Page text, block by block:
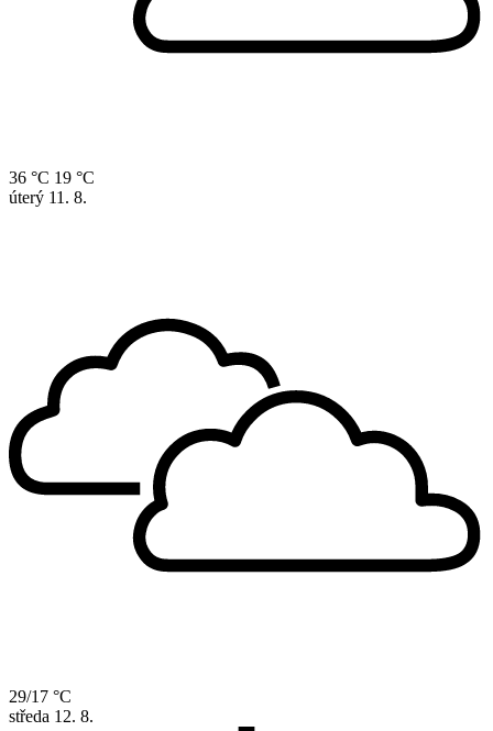
36 °C 19 °C
úterý 11. 8.
29/17 °C
středa 12. 8.